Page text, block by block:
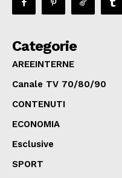
Categorie
AREEINTERNE
Canale TV 70/80/90
CONTENUTI
ECONOMIA
Esclusive
SPORT